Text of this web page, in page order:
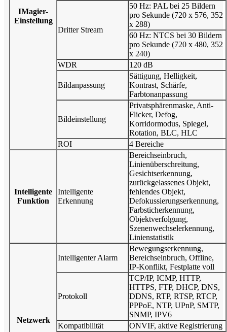
IMagier-
Einstellung
Dritter Stream
50 Hz: PAL bei 25 Bildern
pro Sekunde (720 x 576, 352
x 288)
60 Hz: NTCS bei 30 Bildern
pro Sekunde (720 x 480, 352
x 240)
WDR
120 dB
Bildanpassung
Sättigung, Helligkeit,
Kontrast, Schärfe,
Farbtonanpassung
Bildeinstellung
Privatsphärenmaske, Anti-
Flicker, Defog,
Korridormodus, Spiegel,
Rotation, BLC, HLC
ROI
4 Bereiche
Intelligente
Funktion
Intelligente
Erkennung
Bereichseinbruch,
Linienüberschreitung,
Gesichtserkennung,
zurückgelassenes Objekt,
fehlendes Objekt,
Defokussierungserkennung,
Farbsticherkennung,
Objektverfolgung,
Szenenwechselerkennung,
Linienstatistik
Netzwerk
Intelligenter Alarm
Bewegungserkennung,
Bereichseinbruch, Offline,
IP-Konflikt, Festplatte voll
Protokoll
TCP/IP, ICMP, HTTP,
HTTPS, FTP, DHCP, DNS,
DDNS, RTP, RTSP, RTCP,
PPPoE, NTP, UPnP, SMTP,
SNMP, IPV6
Kompatibilität
ONVIF, aktive Registrierung